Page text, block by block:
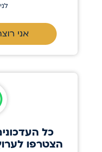
אני
כל
הצטרפו